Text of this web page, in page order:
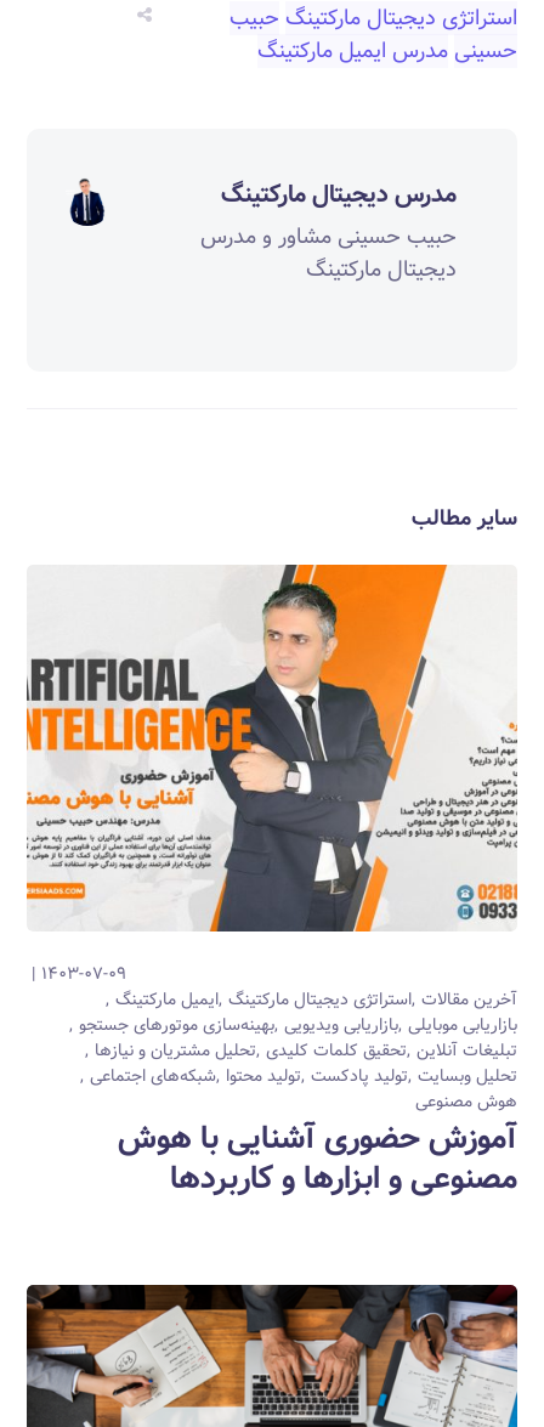
استراتژی دیجیتال مارکتینگ حبیب
حسینی مدرس ایمیل مارکتینگ
مدرس دیجیتال مارکتینگ
حبیب حسینی مشاور و مدرس
دیجیتال مارکتینگ
سایر مطالب
۱۴۰۳-۰۷-۰۹
آخرین مقالات استراتژی دیجیتال مارکتینگ ایمیل مارکتینگ
بازاریابی موبایلی بازاریابی ویدیویی بهینه‌سازی موتورهای جستجو
تبلیغات آنلاین تحقیق کلمات کلیدی تحلیل مشتریان و نیازها
تحلیل وبسایت تولید پادکست تولید محتوا شبکه‌های اجتماعی
هوش مصنوعی
آموزش حضوری آشنایی با هوش
مصنوعی و ابزارها و کاربردها